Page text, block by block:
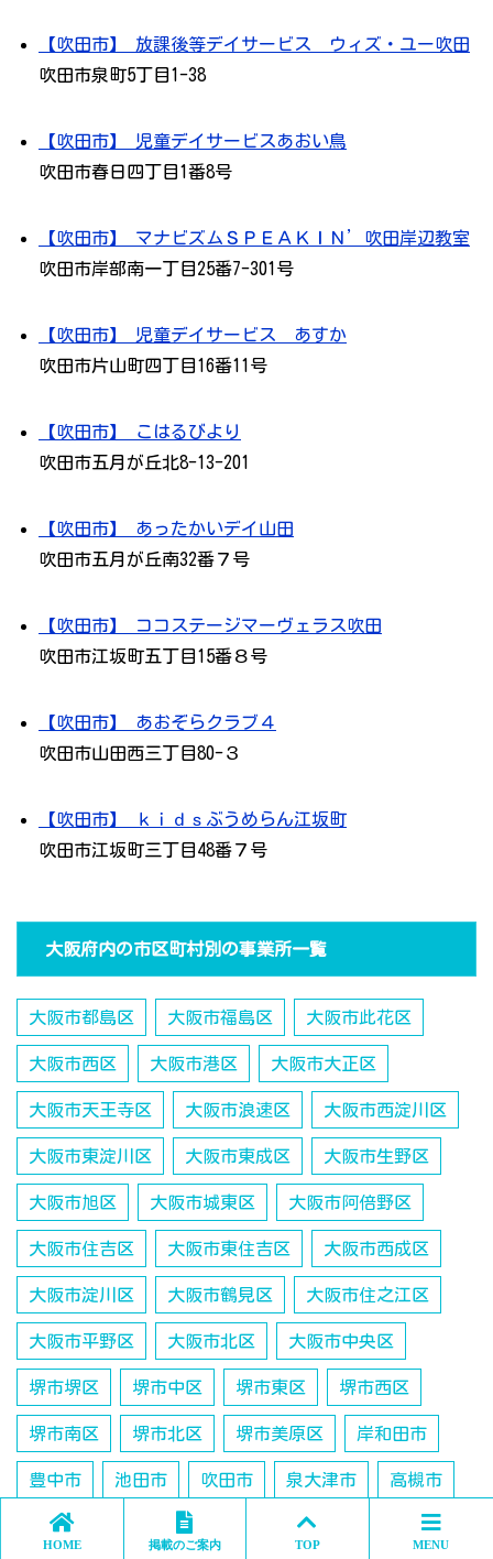
【吹田市】 放課後等デイサービス ウィズ・ユー吹田
吹田市泉町5丁目1-38
【吹田市】 児童デイサービスあおい鳥
吹田市春日四丁目1番8号
【吹田市】 マナビズムＳＰＥＡＫＩＮ’吹田岸辺教室
吹田市岸部南一丁目25番7-301号
【吹田市】 児童デイサービス あすか
吹田市片山町四丁目16番11号
【吹田市】 こはるびより
吹田市五月が丘北8-13-201
【吹田市】 あったかいデイ山田
吹田市五月が丘南32番７号
【吹田市】 ココステージマーヴェラス吹田
吹田市江坂町五丁目15番８号
【吹田市】 あおぞらクラブ４
吹田市山田西三丁目80-３
【吹田市】 ｋｉｄｓぶうめらん江坂町
吹田市江坂町三丁目48番７号
大阪府内の市区町村別の事業所一覧
大阪市都島区 大阪市福島区 大阪市此花区
大阪市西区 大阪市港区 大阪市大正区
大阪市天王寺区 大阪市浪速区 大阪市西淀川区
大阪市東淀川区 大阪市東成区 大阪市生野区
大阪市旭区 大阪市城東区 大阪市阿倍野区
大阪市住吉区 大阪市東住吉区 大阪市西成区
大阪市淀川区 大阪市鶴見区 大阪市住之江区
大阪市平野区 大阪市北区 大阪市中央区
堺市堺区 堺市中区 堺市東区 堺市西区
堺市南区 堺市北区 堺市美原区 岸和田市
豊中市 池田市 吹田市 泉大津市 高槻市
貝塚市 茨木市 八尾市
HOME 掲載のご案内 TOP MENU